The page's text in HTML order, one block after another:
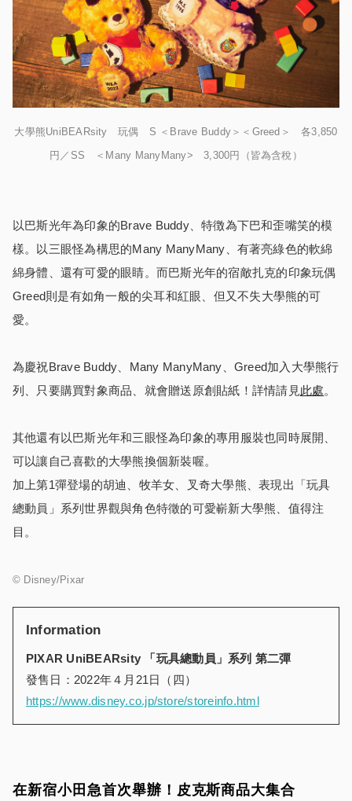
大學熊UniBEARsity 玩偶 S ＜Brave Buddy＞＜Greed＞ 各3,850
円／SS ＜Many ManyMany> 3,300円（皆為含稅）
以巴斯光年為印象的Brave Buddy、特徴為下巴和歪嘴笑的模
樣。以三眼怪為構思的Many ManyMany、有著亮綠色的軟綿
綿身體、還有可愛的眼睛。而巴斯光年的宿敵扎克的印象玩偶
Greed則是有如角一般的尖耳和紅眼、但又不失大學熊的可
愛。
為慶祝Brave Buddy、Many ManyMany、Greed加入大學熊行
列、只要購買對象商品、就會贈送原創貼紙！詳情請見此處。
其他還有以巴斯光年和三眼怪為印象的專用服裝也同時展開、
可以讓自己喜歡的大學熊換個新裝喔。
加上第1彈登場的胡迪、牧羊女、叉奇大學熊、表現出「玩具
總動員」系列世界觀與角色特徵的可愛嶄新大學熊、值得注
目。
© Disney/Pixar
Information
PIXAR UniBEARsity 「玩具總動員」 系列 第二彈
發售日：2022年４月21日（四）
https://www.disney.co.jp/store/storeinfo.html
在新宿小田急首次舉辦！皮克斯商品大集合